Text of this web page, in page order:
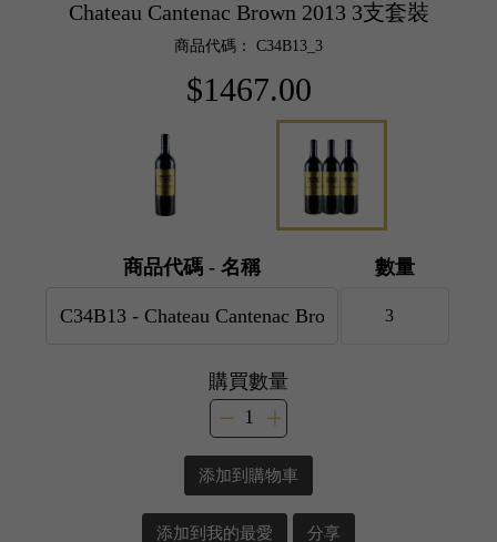
Chateau Cantenac Brown 2013 3支套裝
商品代碼： C34B13_3
$1467.00
商品代碼 - 名稱 數量
購買數量
添加到購物車
添加到我的最愛 分享